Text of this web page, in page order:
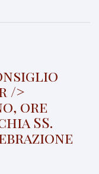
/>
ore
SS.